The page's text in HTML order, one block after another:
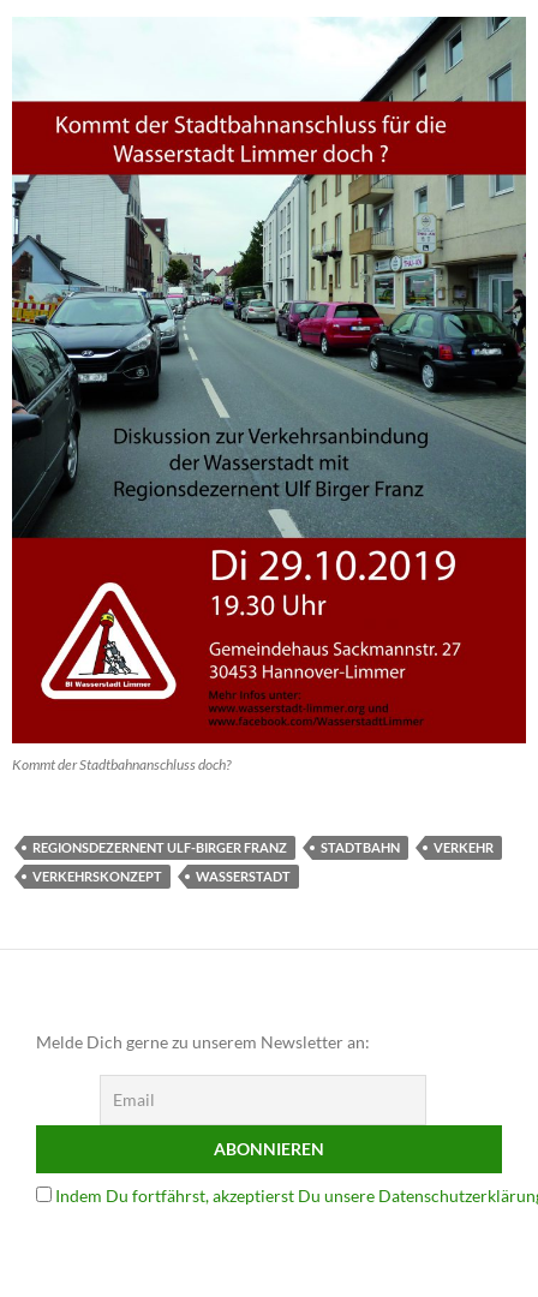
Kommt der Stadtbahnanschluss doch?
REGIONSDEZERNENT ULF-BIRGER FRANZ STADTBAHN
VERKEHR
VERKEHRSKONZEPT
WASSERSTADT
Melde Dich gerne zu unserem Newsletter an:
Indem Du fortfährst, akzeptierst Du unsere